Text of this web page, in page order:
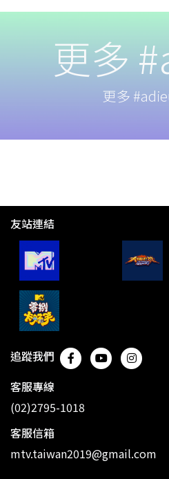
更多
更多
友站連結
追蹤我們
客服專線
(02)2795-1018
客服信箱
mtv.taiwan2019@gmail.com